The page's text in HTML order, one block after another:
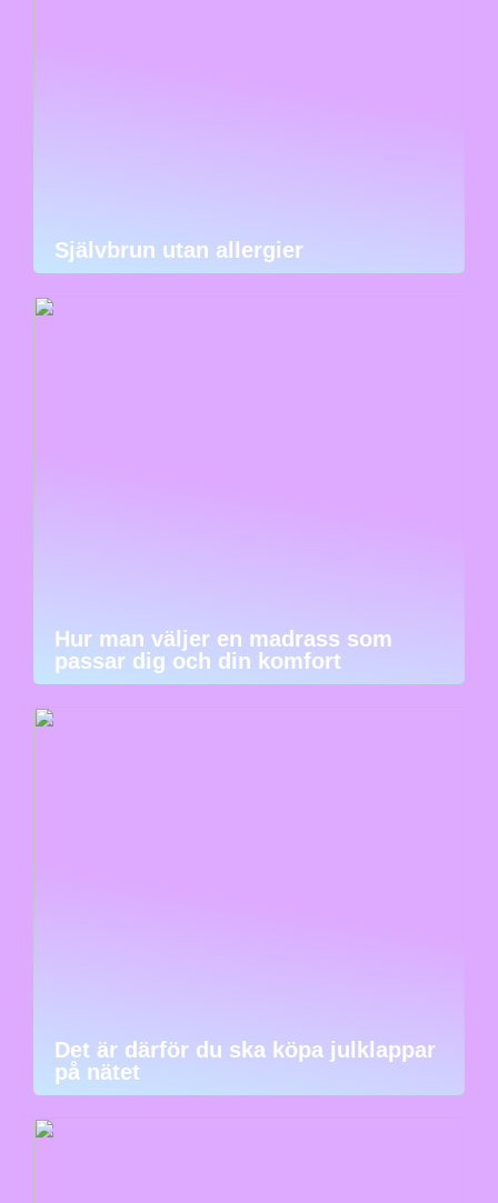
Självbrun utan allergier
Hur man väljer en madrass som
passar dig och din komfort
Det är därför du ska köpa julklappar
på nätet